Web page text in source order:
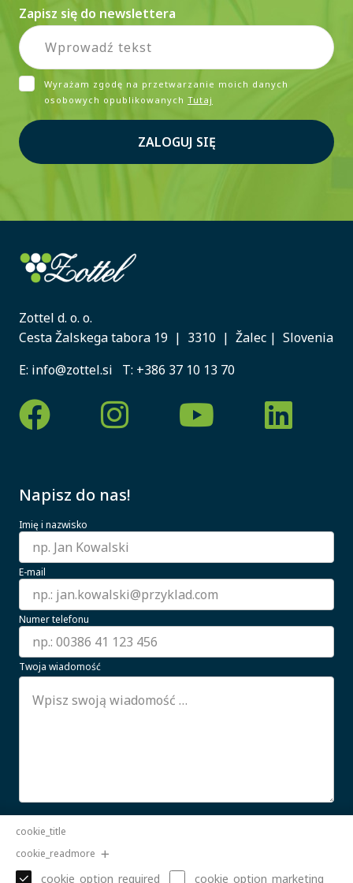
Zapisz się do newslettera
Wyrażam zgodę na przetwarzanie moich danych
osobowych opublikowanych Tutaj
ZALOGUJ SIĘ
Zottel d. o. o.
Cesta Žalskega tabora 19 | 3310 | Žalec | Slovenia
E: info@zottel.si T: +386 37 10 13 70
Napisz do nas!
Imię i nazwisko
E-mail
Numer telefonu
Twoja wiadomość
Wyrażam zgodę na przetwarzanie moich danych
osobowych.
Wyślij
cookie_title
cookie_readmore
cookie_option_required cookie_option_marketing